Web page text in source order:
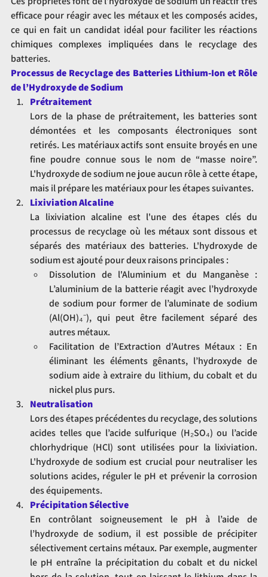
efficace pour réagir avec les métaux et les composés acides,
ce qui en fait un candidat idéal pour faciliter les réactions
chimiques complexes impliquées dans le recyclage des
batteries.
Processus de Recyclage des Batteries Lithium-Ion et Rôle
de l’Hydroxyde de Sodium
Prétraitement
Lors de la phase de prétraitement, les batteries sont
démontées et les composants électroniques sont
retirés. Les matériaux actifs sont ensuite broyés en une
fine poudre connue sous le nom de “masse noire”.
L'hydroxyde de sodium ne joue aucun rôle à cette étape,
mais il prépare les matériaux pour les étapes suivantes.
Lixiviation Alcaline
La lixiviation alcaline est l'une des étapes clés du
processus de recyclage où les métaux sont dissous et
séparés des matériaux des batteries. L'hydroxyde de
sodium est ajouté pour deux raisons principales :
Dissolution de l'Aluminium et du Manganèse :
L’aluminium de la batterie réagit avec l’hydroxyde
de sodium pour former de l’aluminate de sodium
(Al(OH)₄⁻), qui peut être facilement séparé des
autres métaux.
Facilitation de l’Extraction d’Autres Métaux : En
éliminant les éléments gênants, l’hydroxyde de
sodium aide à extraire du lithium, du cobalt et du
nickel plus purs.
Neutralisation
Lors des étapes précédentes du recyclage, des solutions
acides telles que l’acide sulfurique (H₂SO₄) ou l’acide
chlorhydrique (HCl) sont utilisées pour la lixiviation.
L'hydroxyde de sodium est crucial pour neutraliser les
solutions acides, réguler le pH et prévenir la corrosion
des équipements.
Précipitation Sélective
En contrôlant soigneusement le pH à l’aide de
l’hydroxyde de sodium, il est possible de précipiter
sélectivement certains métaux. Par exemple, augmenter
le pH entraîne la précipitation du cobalt et du nickel